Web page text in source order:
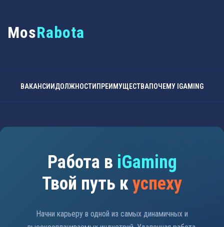
MosRabota
ВАКАНСИИ ДОЛЖНОСТИ ПРЕИМУЩЕСТВАПОЧЕМУ IGAMING
Работа в iGaming
Твой путь куспеху
Начни карьеру в одной из самых динамичных и